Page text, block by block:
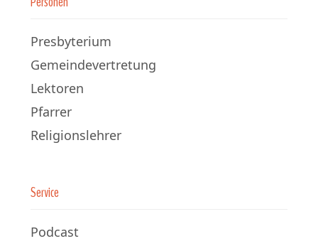
Presbyterium
Gemeindevertretung
Lektoren
Pfarrer
Religionslehrer
Service
Podcast